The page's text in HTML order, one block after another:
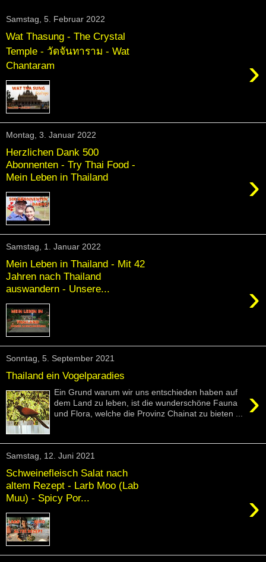
Samstag, 5. Februar 2022
Wat Thasung - The Crystal
Temple - วัดจันทาราม - Wat
Chantaram
›
Montag, 3. Januar 2022
Herzlichen Dank 500
Abonnenten - Try Thai Food -
Mein Leben in Thailand
›
Samstag, 1. Januar 2022
Mein Leben in Thailand - Mit 42
Jahren nach Thailand
auswandern - Unsere...
›
Sonntag, 5. September 2021
Thailand ein Vogelparadies
›
Ein Grund warum wir uns entschieden haben auf
dem Land zu leben, ist die wunderschöne Fauna
und Flora, welche die Provinz Chainat zu bieten ...
Samstag, 12. Juni 2021
Schweinefleisch Salat nach
altem Rezept - Larb Moo (Lab
Muu) - Spicy Por...
›